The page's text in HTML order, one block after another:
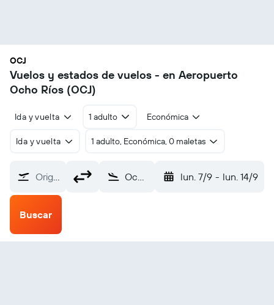
OCJ
Vuelos y estados de vuelos - en Aeropuerto
Ocho Ríos (OCJ)
Ida y vuelta 1 adulto Económica
Ida y vuelta 1 adulto, Económica, 0 maletas
Origen Ocho Ríos (OCJ) lun. 7/9 - lun. 14/9
Buscar